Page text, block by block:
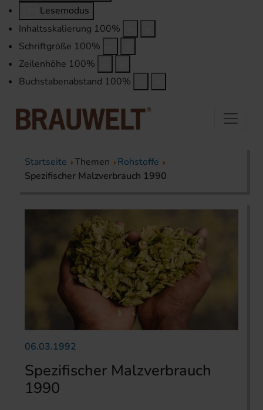
Lesemodus
Inhaltsskalierung 100%
Schriftgröße 100%
Zeilenhöhe 100%
Buchstabenabstand 100%
Startseite Themen
Rohstoffe
Spezifischer Malzverbrauch 1990
06.03.1992
Spezifischer Malzverbrauch
1990